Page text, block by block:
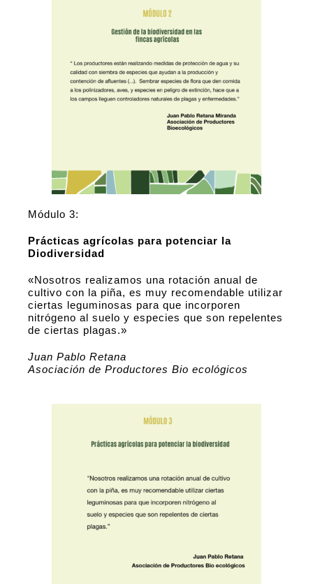
Módulo 3:
Prácticas agrícolas para potenciar la
Diodiversidad
«Nosotros realizamos una rotación anual de
cultivo con la piña, es muy recomendable utilizar
ciertas leguminosas para que incorporen
nitrógeno al suelo y especies que son repelentes
de ciertas plagas.»
Juan Pablo Retana
Asociación de Productores Bio ecológicos